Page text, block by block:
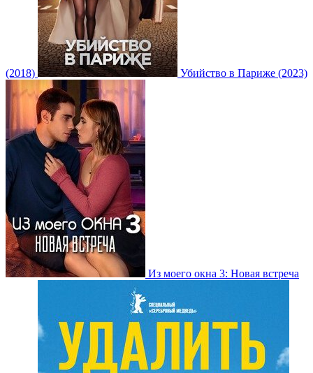
(2018) Убийство в Париже (2023)
Из моего окна 3: Новая встреча